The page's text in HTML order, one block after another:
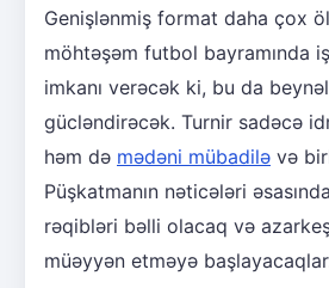
Genişlənmiş format daha çox
möhtəşəm futbol bayramında
imkanı verəcək ki, bu da
gücləndirəcək. Turnir sadəcə
həm də mədəni mübadilə və
Püşkatmanın nəticələri
rəqibləri bəlli olacaq və
müəyyən etməyə